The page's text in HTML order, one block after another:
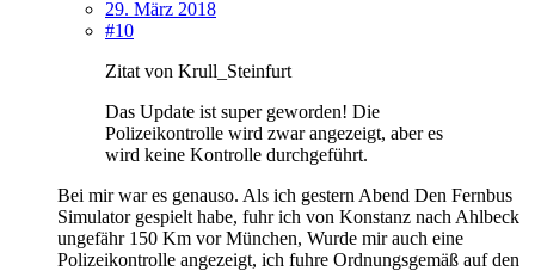
29. März 2018
#10
Zitat von Krull_Steinfurt
Das Update ist super geworden! Die
Polizeikontrolle wird zwar angezeigt, aber es
wird keine Kontrolle durchgeführt.
Bei mir war es genauso. Als ich gestern Abend Den Fernbus
Simulator gespielt habe, fuhr ich von Konstanz nach Ahlbeck
ungefähr 150 Km vor München, Wurde mir auch eine
Polizeikontrolle angezeigt, ich fuhre Ordnungsgemäß auf den